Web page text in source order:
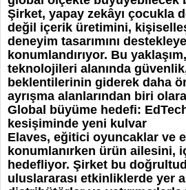
Şirket, yapay zekâyı çocukla
değil içerik üretimini,
deneyim tasarımını
konumlandırıyor. Bu
teknolojileri alanında
beklentilerinin giderek daha
ayrışma alanlarından biri
Global büyüme hedefi:
kesişiminde yeni kulvar
Elaves, eğitici oyuncaklar ve
konumlanırken ürün ailesini,
hedefliyor. Şirket bu
uluslararası etkinliklerde yer